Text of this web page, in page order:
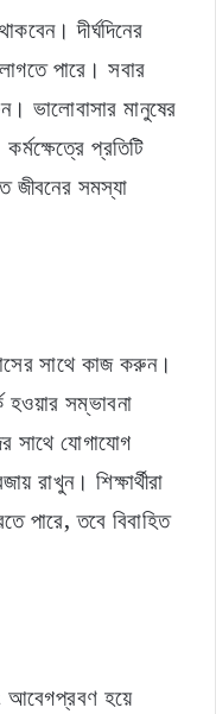
দীর্ঘদিনের
পারে। সবার
ভালোবাসার মানুষের
প্রতিটি
জীবনের সমস্যা
সাথে কাজ করুন।
হওয়ার সম্ভাবনা
সাথে যোগাযোগ
রাখুন। শিক্ষার্থীরা
পারে, তবে বিবাহিত
আবেগপ্রবণ হয়ে